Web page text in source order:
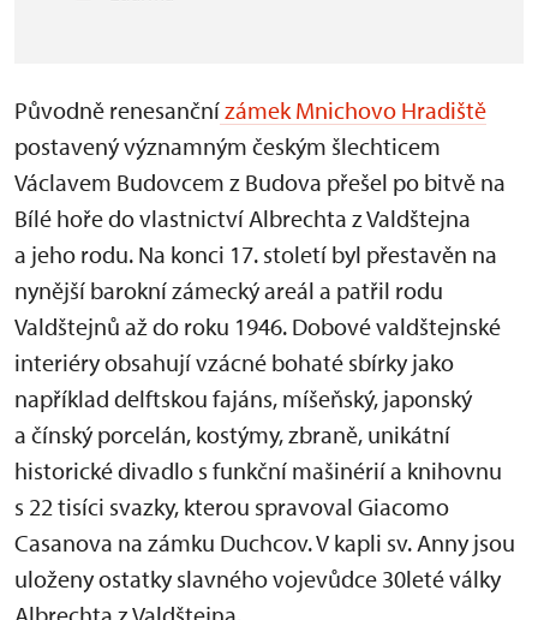
Původně renesančnízámek Mnichovo Hradiště
postavený významným českým šlechticem
Václavem Budovcem z Budova přešel po bitvě na
Bílé hoře do vlastnictví Albrechta z Valdštejna
a jeho rodu. Na konci 17. století byl přestavěn na
nynější barokní zámecký areál a patřil rodu
Valdštejnů až do roku 1946. Dobové valdštejnské
interiéry obsahují vzácné bohaté sbírky jako
například delftskou fajáns, míšeňský, japonský
a čínský porcelán, kostýmy, zbraně, unikátní
historické divadlo s funkční mašinérií a knihovnu
s 22 tisíci svazky, kterou spravoval Giacomo
Casanova na zámku Duchcov. V kapli sv. Anny jsou
uloženy ostatky slavného vojevůdce 30leté války